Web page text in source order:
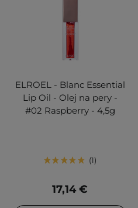
ELROEL - Blanc Essential
Lip Oil - Olej na pery -
#02 Raspberry - 4,5g
1
17,14 €